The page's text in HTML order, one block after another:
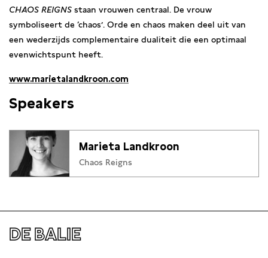
CHAOS REIGNS staan vrouwen centraal. De vrouw
symboliseert de ‘chaos’. Orde en chaos maken deel uit van
een wederzijds complementaire dualiteit die een optimaal
evenwichtspunt heeft.
www.marietalandkroon.com
Speakers
Marieta Landkroon
Chaos Reigns
DE BALIE